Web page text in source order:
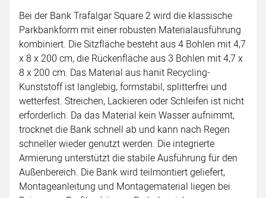
Bei der Bank Trafalgar Square 2 wird die klassische
Parkbankform mit einer robusten Materialausführung
kombiniert. Die Sitzfläche besteht aus 4 Bohlen mit 4,7
x 8 x 200 cm, die Rückenfläche aus 3 Bohlen mit 4,7 x
8 x 200 cm. Das Material aus hanit Recycling-
Kunststoff ist langlebig, formstabil, splitterfrei und
wetterfest. Streichen, Lackieren oder Schleifen ist nicht
erforderlich. Da das Material kein Wasser aufnimmt,
trocknet die Bank schnell ab und kann nach Regen
schneller wieder genutzt werden. Die integrierte
Armierung unterstützt die stabile Ausführung für den
Außenbereich. Die Bank wird teilmontiert geliefert,
Montageanleitung und Montagematerial liegen bei.